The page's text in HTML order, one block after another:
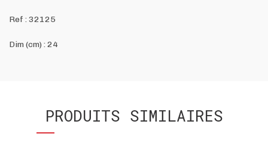
Ref :32125
Dim (cm) : 24
PRODUITS SIMILAIRES